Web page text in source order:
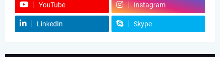
YouTube Instagram
LinkedIn Skype